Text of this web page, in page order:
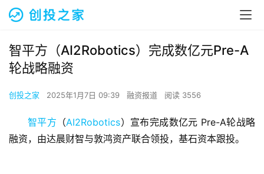
智平方（AI2Robotics）完成数亿元Pre-A
轮战略融资
创投之家 2025年1月7日 09:39 融资报道 阅读 3556
智平方 （AI2Robotics）宣布完成数亿元 Pre-A轮战略
融资，由达晨财智与敦鸿资产联合领投，基石资本跟投。